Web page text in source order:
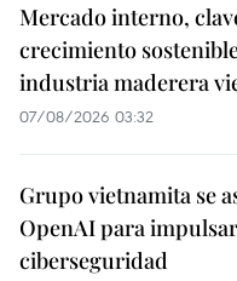
Mercado interno,
crecimiento
industria maderera
07/08/2026 03:32
Grupo vietnamita se
OpenAI para
ciberseguridad